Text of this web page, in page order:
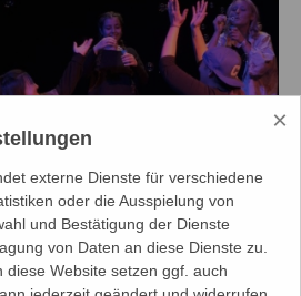
×
externe Dienste für verschiedene
oder die Ausspielung von
und Bestätigung der Dienste
von Daten an diese Dienste zu.
diese Website setzen ggf. auch